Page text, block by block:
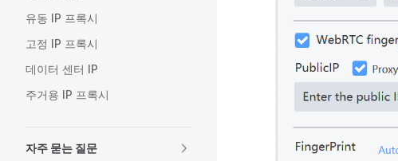
유동 IP 프록시
고정 IP 프록시
데이터 센터 IP
주거용 IP 프록시
자주 묻는 질문